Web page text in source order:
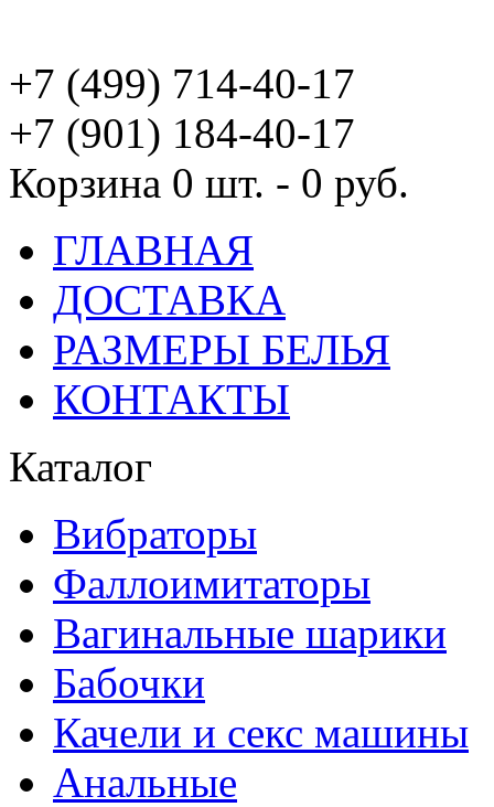
+7 (499) 714-40-17
+7 (901) 184-40-17
Корзина 0 шт. - 0 руб.
ГЛАВНАЯ
ДОСТАВКА
РАЗМЕРЫ БЕЛЬЯ
КОНТАКТЫ
Каталог
Вибраторы
Фаллоимитаторы
Вагинальные шарики
Бабочки
Качели и секс машины
Анальные